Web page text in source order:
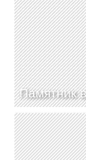
Памятник